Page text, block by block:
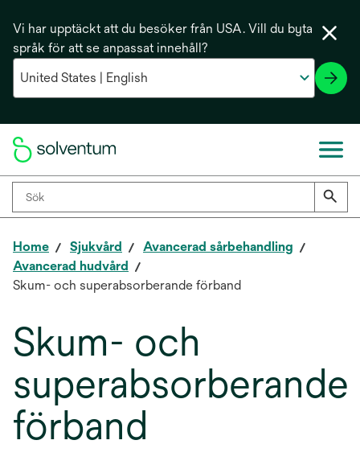
Vi har upptäckt att du besöker från USA. Vill du byta
språk för att se anpassat innehåll?
Home Sjukvård
Avancerad sårbehandling
Avancerad hudvård
Skum- och superabsorberande förband
Skum- och
superabsorberande
förband